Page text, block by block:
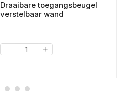
Draaibare toegangsbeugel
verstelbaar wand